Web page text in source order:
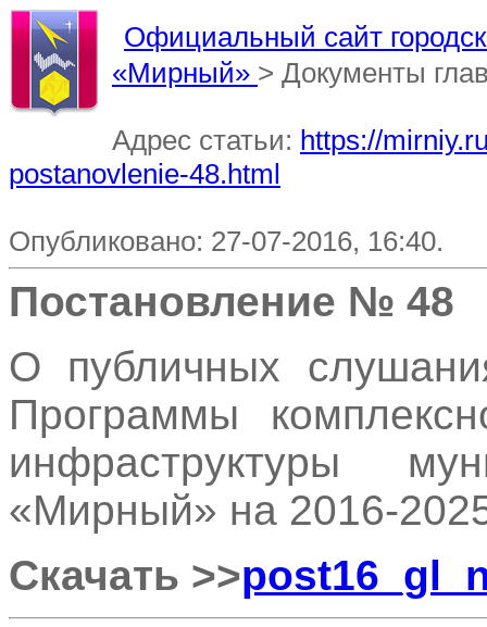
Официальный сайт
«Мирный» > Документы
Адрес статьи: https://
postanovlenie-48.html
Опубликовано: 27-07-2016, 16:40.
Постановление № 48
О публичных
Программы
инфраструктуры
«Мирный» на 2016-
Скачать >>